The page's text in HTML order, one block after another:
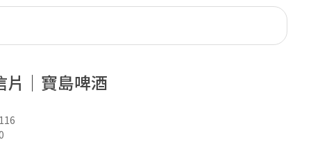
片｜寶島啤酒